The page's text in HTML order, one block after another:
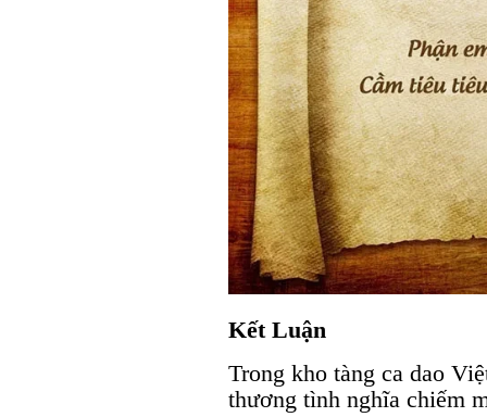
Kết Luận
Trong kho tàng ca dao
thương tình nghĩa chiếm